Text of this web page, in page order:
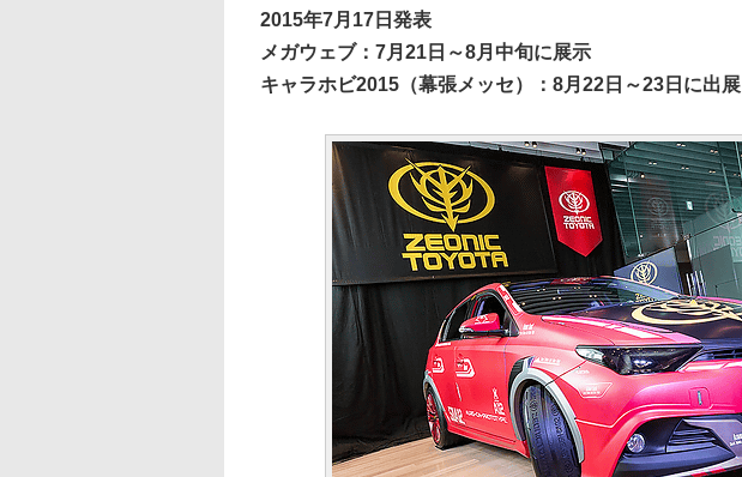
2015年7月17日発表
メガウェブ：7月21日～8月中旬に展示
キャラホビ2015（幕張メッセ）：8月22日～23日に出展